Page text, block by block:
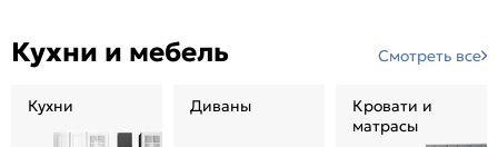
Кухни и мебель Смотреть все
Кухни Диваны
Кровати и
матрасы